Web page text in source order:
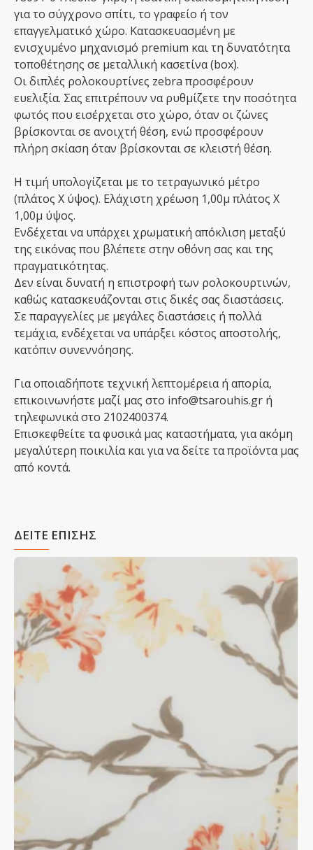
για το σύγχρονο σπίτι, το γραφείο ή τον
επαγγελματικό χώρο. Κατασκευασμένη με
ενισχυμένο μηχανισμό premium και τη δυνατότητα
τοποθέτησης σε μεταλλική κασετίνα (box).
Οι διπλές ρολοκουρτίνες zebra προσφέρουν
ευελιξία. Σας επιτρέπουν να ρυθμίζετε την ποσότητα
φωτός που εισέρχεται στο χώρο, όταν οι ζώνες
βρίσκονται σε ανοιχτή θέση, ενώ προσφέρουν
πλήρη σκίαση όταν βρίσκονται σε κλειστή θέση.
Η τιμή υπολογίζεται με το τετραγωνικό μέτρο
(πλάτος Χ ύψος). Ελάχιστη χρέωση 1,00μ πλάτος Χ
1,00μ ύψος.
Ενδέχεται να υπάρχει χρωματική απόκλιση μεταξύ
της εικόνας που βλέπετε στην οθόνη σας και της
πραγματικότητας.
Δεν είναι δυνατή η επιστροφή των ρολοκουρτινών,
καθώς κατασκευάζονται στις δικές σας διαστάσεις.
Σε παραγγελίες με μεγάλες διαστάσεις ή πολλά
τεμάχια, ενδέχεται να υπάρξει κόστος αποστολής,
κατόπιν συνεννόησης.
Για οποιαδήποτε τεχνική λεπτομέρεια ή απορία,
επικοινωνήστε μαζί μας στο info@tsarouhis.gr ή
τηλεφωνικά στο 2102400374.
Επισκεφθείτε τα φυσικά μας καταστήματα, για ακόμη
μεγαλύτερη ποικιλία και για να δείτε τα προϊόντα μας
από κοντά.
ΔΕΙΤΕ ΕΠΙΣΗΣ